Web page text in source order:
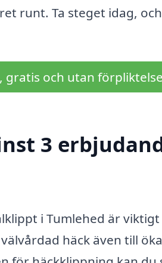
runt. Ta steget idag,
gratis och utan
3
i Tumlehed är
häck även till